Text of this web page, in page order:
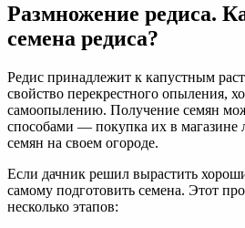
Размножение редиса.
семена редиса?
Редис принадлежит к капустным
свойство перекрестного опыления,
самоопылению. Получение семян
способами — покупка их в магазине
семян на своем огороде.
Если дачник решил вырастить
самому подготовить семена. Этот
несколько этапов: